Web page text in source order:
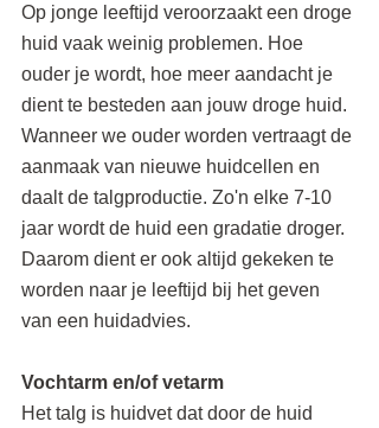
Op jonge leeftijd veroorzaakt een droge
huid vaak weinig problemen. Hoe
ouder je wordt, hoe meer aandacht je
dient te besteden aan jouw droge huid.
Wanneer we ouder worden vertraagt de
aanmaak van nieuwe huidcellen en
daalt de talgproductie. Zo'n elke 7-10
jaar wordt de huid een gradatie droger.
Daarom dient er ook altijd gekeken te
worden naar je leeftijd bij het geven
van een huidadvies.
Vochtarm en/of vetarm
Het talg is huidvet dat door de huid